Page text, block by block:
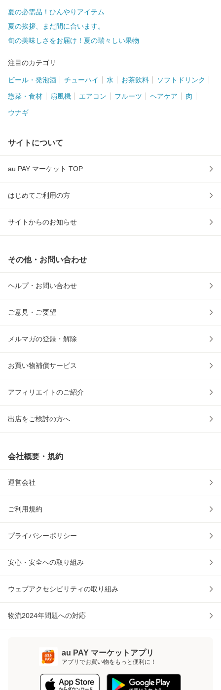
夏の必需品！ひんやりアイテム
夏の挨拶、まだ間に合います。
旬の美味しさをお届け！夏の瑞々しい果物
注目のカテゴリ
ビール・発泡酒 チューハイ 水 お茶飲料 ソフトドリンク
惣菜・食材 扇風機 エアコン フルーツ ヘアケア 肉
ウナギ
サイトについて
au PAY マーケット TOP
はじめてご利用の方
サイトからのお知らせ
その他・お問い合わせ
ヘルプ・お問い合わせ
ご意見・ご要望
メルマガの登録・解除
お買い物補償サービス
アフィリエイトのご紹介
出店をご検討の方へ
会社概要・規約
運営会社
ご利用規約
プライバシーポリシー
安心・安全への取り組み
ウェブアクセシビリティの取り組み
物流2024年問題への対応
au PAY マーケットアプリ
アプリでお買い物をもっと便利に！